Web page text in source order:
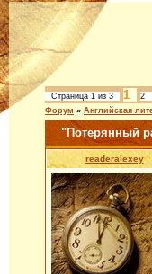
Страница 1 из 3 1
2
Форум » Английская
"Потерянный
readeralexey